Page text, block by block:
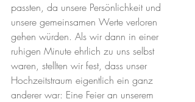
passten, da unsere Persönlichkeit und
unsere gemeinsamen Werte verloren
gehen würden. Als wir dann in einer
ruhigen Minute ehrlich zu uns selbst
waren, stellten wir fest, dass unser
Hochzeitstraum eigentlich ein ganz
anderer war: Eine Feier an unserem